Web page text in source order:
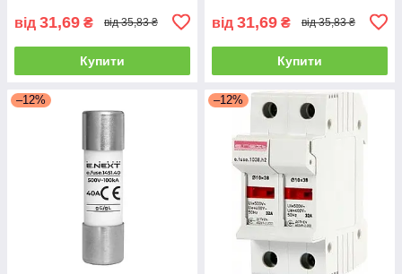
від 31,69 ₴ від 35,83 ₴
Купити
від 31,69 ₴ від 35,83 ₴
Купити
–12% –12%